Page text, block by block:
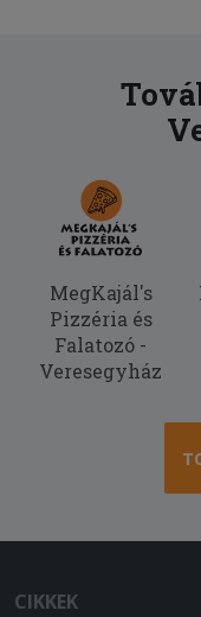
2025-10-20 -
Finom volt
Köszönöm
2025-10-07 -
Olyan sós
enni !
2025-06-24 -
nagyon csíííííp
2025-06-07 -
volt.
kedves,
MegKajál's
Pizzéria és
Falatozó -
Veresegyház
CIKKEK